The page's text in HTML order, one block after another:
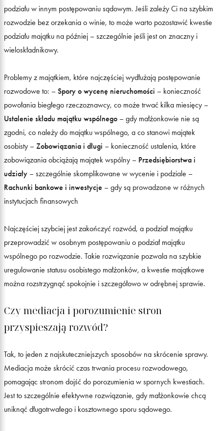
podziału w innym postępowaniu sądowym. Jeśli zależy Ci na szybkim
rozwodzie bez orzekania o winie, to może warto pozostawić kwestie
podziału majątku na później – szczególnie jeśli jest on znaczny i
wieloskładnikowy.
Problemy z majątkiem, które najczęściej wydłużają postępowanie
rozwodowe to: – Spory o wycenę nieruchomości – konieczność
powołania biegłego rzeczoznawcy, co może trwać kilka miesięcy –
Ustalenie składu majątku wspólnego – gdy małżonkowie nie są
zgodni, co należy do majątku wspólnego, a co stanowi majątek
osobisty – Zobowiązania i długi – konieczność ustalenia, które
zobowiązania obciążają majątek wspólny – Przedsiębiorstwa i
udziały – szczególnie skomplikowane w wycenie i podziale –
Rachunki bankowe i inwestycje – gdy są prowadzone w różnych
instytucjach finansowych
Najczęściej szybciej jest zakończyć rozwód, a podział majątku
przeprowadzić w osobnym postępowaniu o podział majątku
wspólnego po rozwodzie. Takie rozwiązanie pozwala na szybkie
uregulowanie statusu osobistego małżonków, a kwestie majątkowe
można rozstrzygnąć spokojnie i szczegółowo w odrębnej sprawie.
Czy mediacja i porozumienie stron
przyspieszają rozwód?
Tak, to jeden z najskuteczniejszych sposobów na skrócenie sprawy.
Mediacja może skrócić czas trwania procesu rozwodowego,
pomagając stronom dojść do porozumienia w spornych kwestiach.
Jest to szczególnie efektywne rozwiązanie, gdy małżonkowie chcą
uniknąć długotrwałego i kosztownego sporu sądowego.